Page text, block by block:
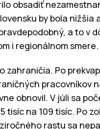
obsadiť
by bola nižšia
a to v
i regionálnom smere.
Po
pracovníkov
obnovil. V júli sa
tisíc na 109 tisíc. Po
rastu sa